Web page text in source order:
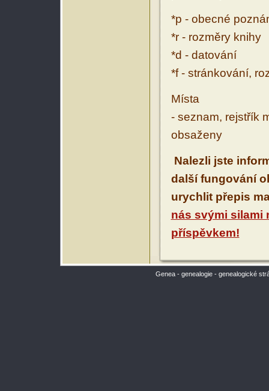
*p - obecné
*r - rozměry knihy
*d - datování
*f - stránkování,
Místa
- seznam, rejstřík
obsaženy
Nalezli jste
další fungování
urychlit přepis
nás svými silami
příspěvkem!
Genea - genealogie - genealogické